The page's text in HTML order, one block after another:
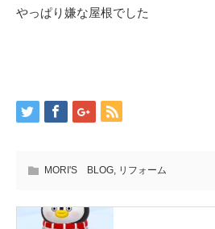
やっぱり嫌な屋根でした
MORI'S BLOG, リフォーム